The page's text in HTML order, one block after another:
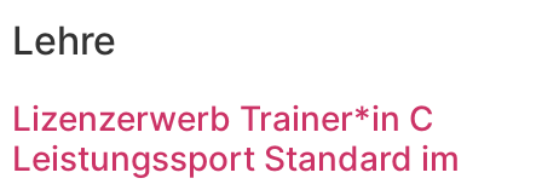
Lehre
Lizenzerwerb Trainer*in C
Leistungssport Standard im